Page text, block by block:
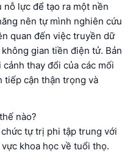
nỗ lực để tạo ra một nền
nên tự mình nghiên cứu
quan đến việc truyền dữ
gian tiền điện tử. Bản
thay đổi của các mối
tiếp cận thận trọng và
nào?
tự trị phi tập trung với
khoa học về tuổi thọ.